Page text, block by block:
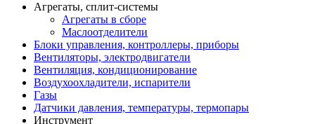
Агрегаты, сплит-системы
Агрегаты в сборе
Маслоотделители
Блоки управления, контроллеры, приборы
Вентиляторы, электродвигатели
Вентиляция, кондиционирование
Воздухоохладители, испарители
Газы
Датчики давления, температуры, термопары
Инструмент